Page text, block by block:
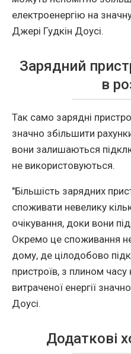
електроенергію на
Джері Гудкін Доусі.
Зарядний
в
Так само зарядні
значно збільшити
вони залишаються
не використовуються.
"Більшість зарядних
споживати невелику
очікування, доки вони
Окремо це споживання
дому, де цілодобово
пристроїв, з плином часу
витраченої енергії
Доусі.
Додаткові